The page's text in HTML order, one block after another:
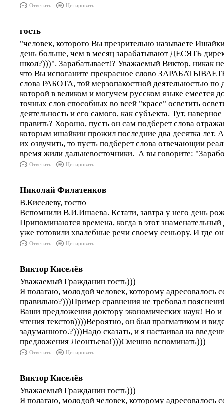
Ответить Цитировать
гость
"человек, которого Вы презрительно называете
день больше, чем в месяц зарабатывают ДЕСЯТЬ
школ?)))". Зарабатывает!? Уважаемый Виктор, никак
что Вы испоганите прекрасное слово
слова РАБОТА, той мерзопакостной деятельностью по
которой в великом и могучем русском языке емеется
точных слов способных во всей "красе" осветить
деятельность и его самого, как субъекта. Тут,
править? Хорошо, пусть он сам подберет слова
которым ишайкин прожил последние два десятка лет.
их озвучить, то пусть подберет слова отвечающии
время жили дальневосточники. А вы говорите:
Ответить Цитировать
Николай Филатенков
В.Киселеву, гостю
Вспомнили В.И.Ишаева. Кстати, завтра у него день
Припоминаются времена, когда в этот
уже готовили хвалебные речи своему сеньору. И где
Ответить Цитировать
Виктор Киселёв
Уважаемый Гражданин гость)))
Я полагаю, молодой человек, которому адресовалось
правильно?)))Пример сравнения не требовал
Ваши предложения доктору экономических наук! Но
чтения текстов))))Вероятно, он был прагматиком и
задуманного.?)))Надо сказать, и я настаивал на
предложения Леонтьева!)))Смешно вспоминать)))
Ответить Цитировать
Виктор Киселёв
Уважаемый Гражданин гость)))
Я полагаю, молодой человек, которому адресовалось